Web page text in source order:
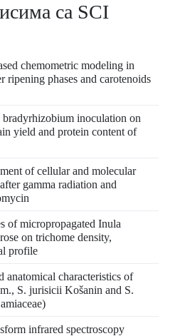
са SCI
chemometric modeling in
ripening phases and carotenoids
inoculation on
yield and protein content of
of cellular and molecular
gamma radiation and
of micropropagated Inula
on trichome density,
profile
characteristics of
S. jurisicii Košanin and S.
infrared spectroscopy